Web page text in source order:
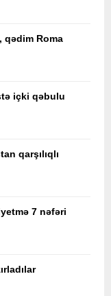
qədim Roma
içki qəbulu
qarşılıqlı
7 nəfəri